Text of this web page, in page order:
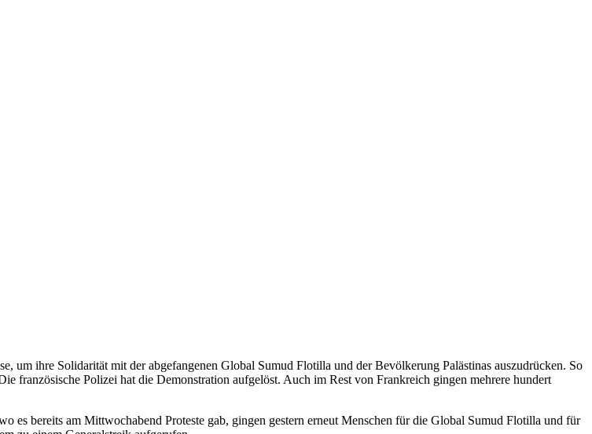
um ihre Solidarität mit der abgefangenen Global Sumud Flotilla und der Bevölkerung Palästinas auszudrücken. So
französische Polizei hat die Demonstration aufgelöst. Auch im Rest von Frankreich gingen mehrere hundert
es bereits am Mittwochabend Proteste gab, gingen gestern erneut Menschen für die Global Sumud Flotilla und für